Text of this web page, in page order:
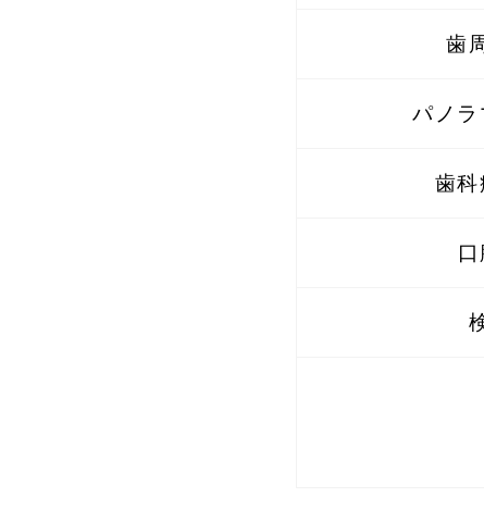
歯
パノ
歯